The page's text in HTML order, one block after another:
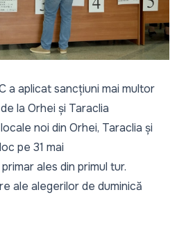
a aplicat sancțiuni mai multor
la Orhei și Taraclia
noi din Orhei, Taraclia și
pe 31 mai
ales din primul tur.
ale alegerilor de duminică